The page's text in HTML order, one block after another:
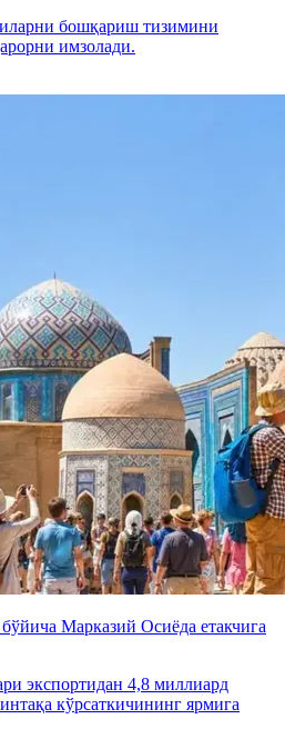
бошқариш тизимини
имзолади.
Марказий Осиёда етакчига
экспортидан 4,8 миллиард
кўрсаткичининг ярмига